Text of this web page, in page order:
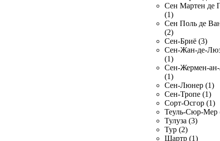
Сен Мартен де
(1)
Сен Поль де
(2)
Сен-Бриё (3)
Сен-Жан-де-
(1)
Сен-Жермен-
(1)
Сен-Люнер (1)
Сен-Тропе (1)
Сорт-Осгор (1)
Теуль-Сюр-Мер
Тулуза (3)
Тур (2)
Шартр (1)